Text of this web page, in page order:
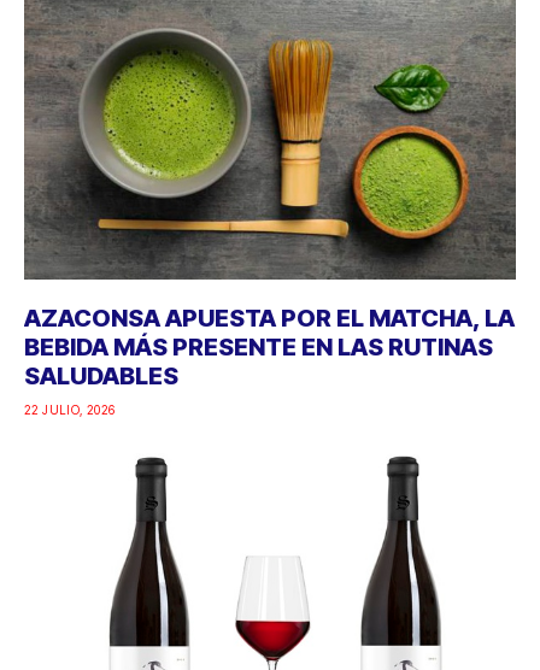
AZACONSA APUESTA POR EL MATCHA, LA
BEBIDA MÁS PRESENTE EN LAS RUTINAS
SALUDABLES
22 JULIO, 2026